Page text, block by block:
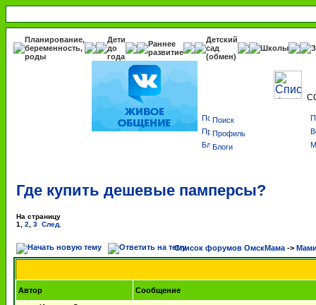
Планирование,
беременность,
роды
Дети
до
года
Раннее
развитие
Детский
сад
(обмен)
Школы
Поиск
Профиль
Блоги
Где купить дешевые памперсы?
На страницу
1
2 3 След.
Список форумов ОмскМама ->
Автор
Сообщение